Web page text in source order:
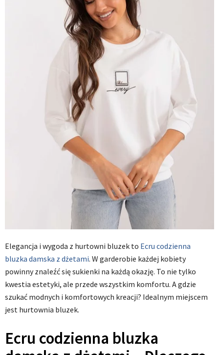
Elegancja i wygoda z hurtowni bluzek to Ecru codzienna
bluzka damska z dżetami. W garderobie każdej kobiety
powinny znaleźć się sukienki na każdą okazję. To nie tylko
kwestia estetyki, ale przede wszystkim komfortu. A gdzie
szukać modnych i komfortowych kreacji? Idealnym miejscem
jest hurtownia bluzek.
Ecru codzienna bluzka